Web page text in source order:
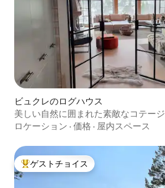
ビュクレのログハウス
美しい自然に囲まれた素敵なコテージ
ロケーション · 価格 · 屋内スペース
大好評のゲストチョイスです。
ゲストチョイス